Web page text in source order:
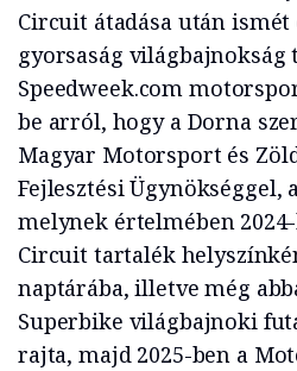
Circuit átadása után
gyorsaság világbajnokság
Speedweek.com
be arról, hogy a Dorna
Magyar Motorsport és
Fejlesztési Ügynökséggel,
melynek értelmében
Circuit tartalék
naptárába, illetve még
Superbike világbajnoki
rajta, majd 2025-ben a